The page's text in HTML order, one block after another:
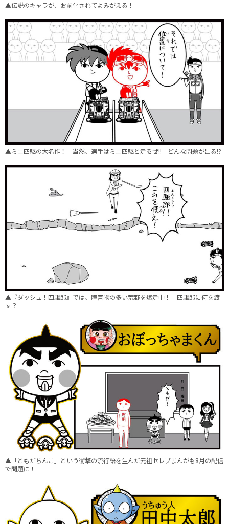
▲伝説のキャラが、お前化されてよみがえる！
▲ミニ四駆の大名作！ 当然、選手はミニ四駆と走るぜ!! どんな問題が出る!?
▲『ダッシュ！四駆郎』では、障害物の多い荒野を爆走中！ 四駆郎に何を渡
す？
▲「ともだちんこ」という衝撃の流行語を生んだ元祖セレブまんがも8月の配信
で問題に！